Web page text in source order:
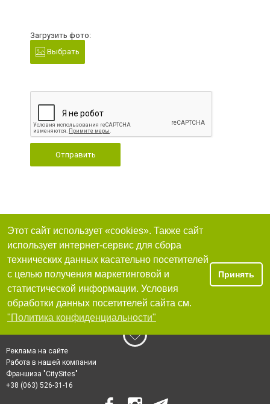
Загрузить фото:
Выбрать
Отправить
Этот сайт использует «cookies». Также сайт
использует интернет-сервис для сбора
технических данных касательно посетителей
с целью получения маркетинговой и
статистической информации. Условия
обработки данных посетителей сайта см.
"Политика конфиденциальности"
Принять
Реклама на сайте
Работа в нашей компании
Франшиза "CitySites"
+38 (063) 526-31-16